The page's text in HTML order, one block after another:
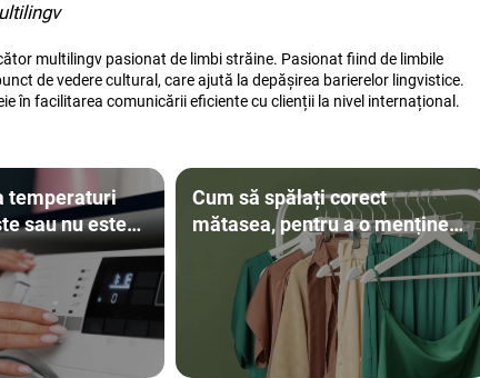
multilingv pasionat de limbi străine. Pasionat fiind de limbile
de vedere cultural, care ajută la depășirea barierelor lingvistice.
în facilitarea comunicării eficiente cu clienții la nivel internațional.
temperaturi
sau nu este
Cum să spălați corect
mătasea, pentru a o menține
frumoasă ani de zile